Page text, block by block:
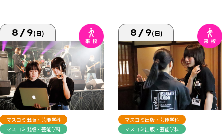
8/9(日)
マスコミ出版・芸能学科
マスコミ出版・芸能学科
8/9(日)
マスコミ出版・芸能学科
マスコミ出版・芸能学科